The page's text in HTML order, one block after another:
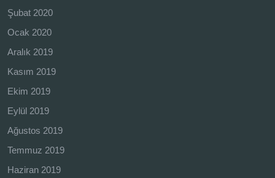
Şubat 2020
Ocak 2020
Aralık 2019
Kasım 2019
Ekim 2019
Eylül 2019
Ağustos 2019
Temmuz 2019
Haziran 2019